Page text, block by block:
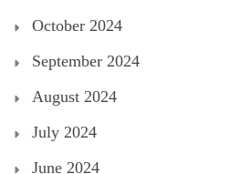
October 2024
September 2024
August 2024
July 2024
June 2024